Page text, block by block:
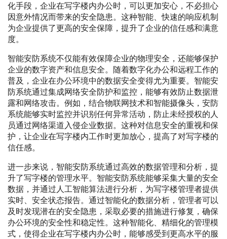
化手段，企业在写字楼内办公时，可以更加安心，不必担心
因意外情况而带来的安全隐患。这种智能、快速的响应机制
为企业提供了更高的安全保障，提升了企业的信任感和满意
度。
智能安防系统不仅能有效保障企业的物理安全，还能够保护
企业的数字资产和信息安全。随着数字化办公和远程工作的
普及，企业在办公环境中的数据安全变得尤为重要。智能安
防系统通过集成网络安全防护和监控，能够有效防止数据泄
露和网络攻击。例如，结合物联网技术和智能摄像头，安防
系统能够实时监控并识别任何异常活动，防止未经授权的人
员通过网络渠道入侵企业数据。这种对信息安全的重视和保
护，让企业在写字楼内工作时更加放心，提高了对写字楼的
信任感。
进一步来说，智能安防系统通过高效的数据管理和分析，提
升了写字楼的管理水平。智能安防系统能够采集大量的安全
数据，并通过人工智能算法进行分析，为写字楼管理者提供
实时、安全状态报告。通过智能化的数据分析，管理者可以
及时发现潜在的安全隐患，采取必要的措施进行修复，确保
办公环境的安全性和稳定性。这种智能化、精细化的管理模
式，使得企业在写字楼内办公时，能够感受到更高水平的服